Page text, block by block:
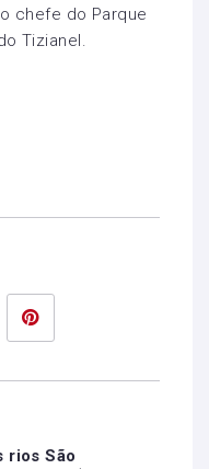
chefe do Parque
Tizianel.
LinkedIn
rios São